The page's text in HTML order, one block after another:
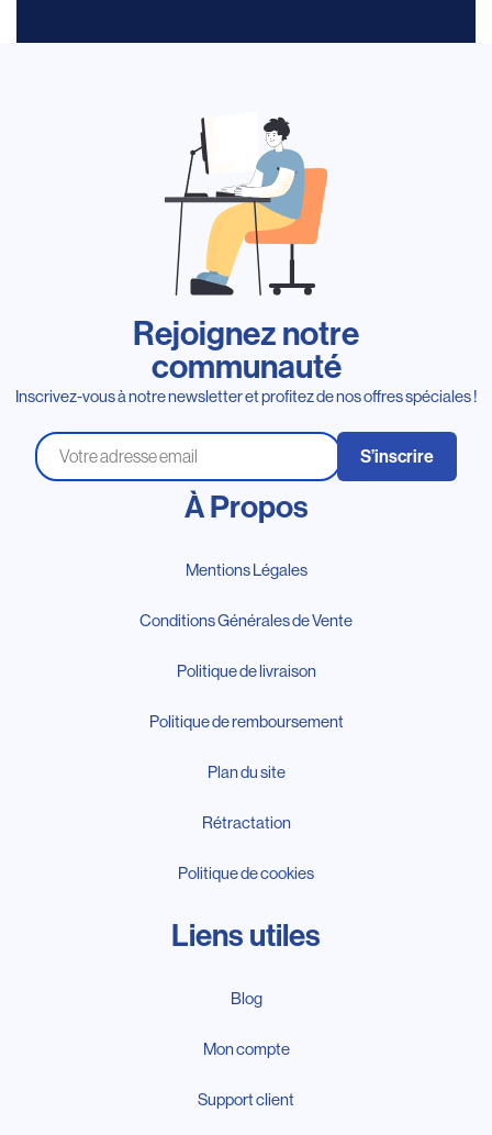
Rejoignez notre
communauté
Inscrivez-vous à notre newsletter et profitez de nos offres spéciales !
S’inscrire
À Propos
Mentions Légales
Conditions Générales de Vente
Politique de livraison
Politique de remboursement
Plan du site
Rétractation
Politique de cookies
Liens utiles
Blog
Mon compte
Support client